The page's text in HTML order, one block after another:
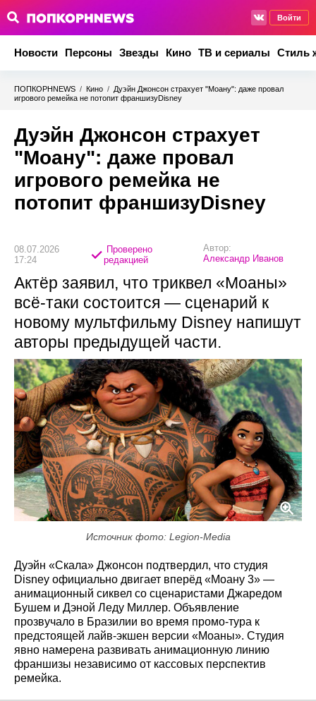
Войти
Новости Персоны Звезды Кино ТВ и сериалы Стиль
ПОПКОРНNEWS / Кино / Дуэйн Джонсон страхует "Моану": даже провал
игрового ремейка не потопит франшизуDisney
Дуэйн Джонсон страхует
"Моану": даже провал
игрового ремейка не
потопит франшизуDisney
08.07.2026
17:24
Проверено
редакцией
Автор:
Александр Иванов
Актёр заявил, что триквел «Моаны»
всё-таки состоится — сценарий к
новому мультфильму Disney напишут
авторы предыдущей части.
Источник фото: Legion-Media
Дуэйн «Скала» Джонсон подтвердил, что студия
Disney официально двигает вперёд «Моану 3» —
анимационный сиквел со сценаристами Джаредом
Бушем и Дэной Леду Миллер. Объявление
прозвучало в Бразилии во время промо-тура к
предстоящей лайв-экшен версии «Моаны». Студия
явно намерена развивать анимационную линию
франшизы независимо от кассовых перспектив
ремейка.